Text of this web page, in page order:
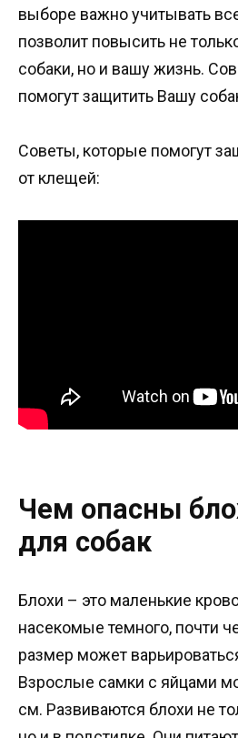
выборе важно учитывать
позволит повысить не
собаки, но и вашу жизнь.
помогут защитить Вашу
Советы, которые помогут
от клещей:
Чем опасны
для собак
Блохи – это маленькие
насекомые темного, почти
размер может
Взрослые самки с яйцами
см. Развиваются блохи не